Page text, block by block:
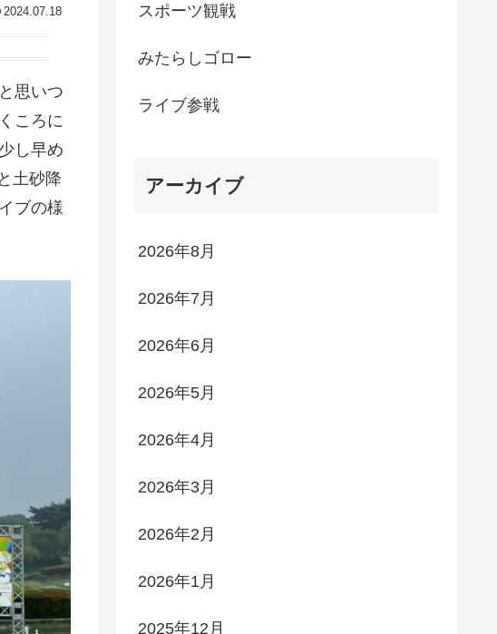
2024.07.18
思いつ
ころに
し早め
土砂降
ブの様
スポーツ観戦
みたらしゴロー
ライブ参戦
アーカイブ
2026年8月
2026年7月
2026年6月
2026年5月
2026年4月
2026年3月
2026年2月
2026年1月
2025年12月